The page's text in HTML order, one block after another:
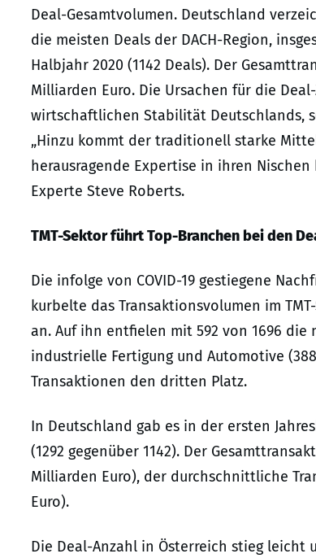
Deal-Gesamtvolumen. Deutschland
die meisten Deals der DACH-Region,
Halbjahr 2020 (1142 Deals). Der
Milliarden Euro. Die Ursachen für die
wirtschaftlichen Stabilität Deutschlands,
„Hinzu kommt der traditionell starke
herausragende Expertise in ihren
Experte Steve Roberts.
TMT-Sektor führt Top-Branchen bei den
Die infolge von COVID-19 gestiegene
kurbelte das Transaktionsvolumen im
an. Auf ihn entfielen mit 592 von 1696 die
industrielle Fertigung und Automotive
Transaktionen den dritten Platz.
In Deutschland gab es in der ersten
(1292 gegenüber 1142). Der
Milliarden Euro), der durchschnittliche
Euro).
Die Deal-Anzahl in Österreich stieg leicht